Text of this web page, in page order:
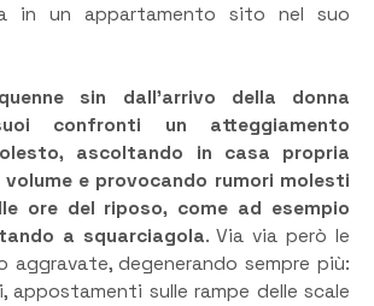
in un appartamento sito nel suo
sin dall’arrivo della donna
confronti un atteggiamento
ascoltando in casa propria
e provocando rumori molesti
ore del riposo, come ad esempio
a squarciagola. Via via però le
aggravate, degenerando sempre più:
appostamenti sulle rampe delle scale